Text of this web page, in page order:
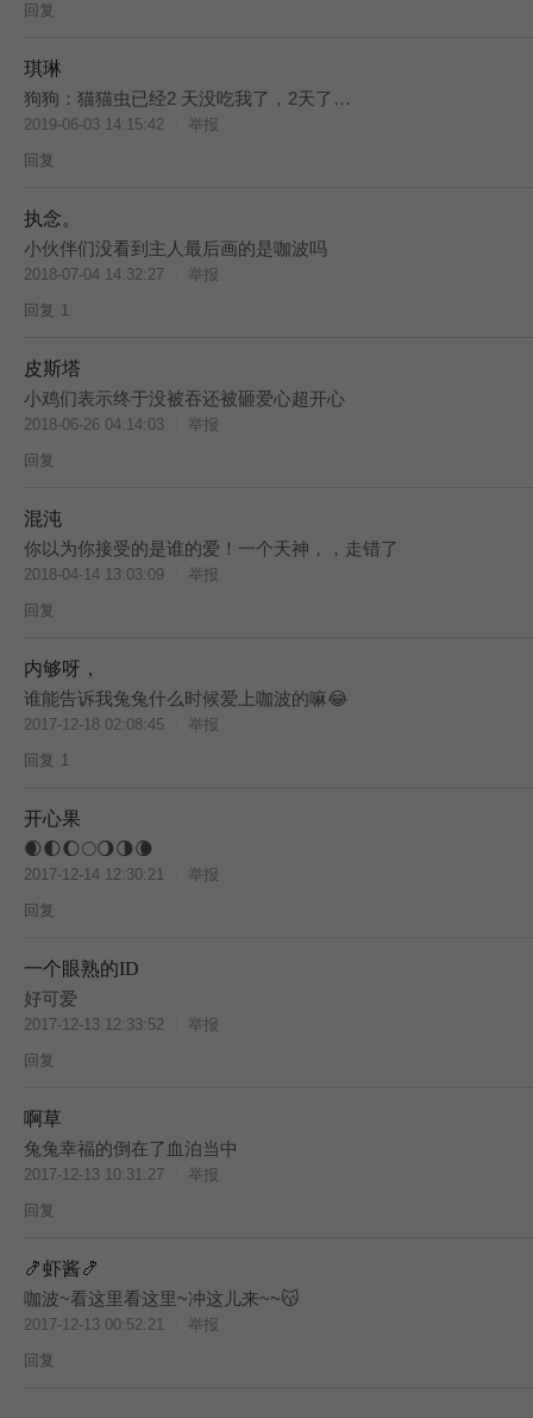
T
T
BES
T
回复
琪琳
狗狗：猫猫虫已经2 天没吃我了，2天了…
2019-06-03 14:15:42
举报
回复
执念。
小伙伴们没看到主人最后画的是咖波吗
2018-07-04 14:32:27
举报
回复 1
皮斯塔
小鸡们表示终于没被吞还被砸爱心超开心
2018-06-26 04:14:03
举报
回复
混沌
你以为你接受的是谁的爱！一个天神，，走错了
2018-04-14 13:03:09
举报
回复
内够呀，
谁能告诉我兔兔什么时候爱上咖波的嘛😂
2017-12-18 02:08:45
举报
回复 1
开心果
🌒🌓🌔🌕🌖🌗🌘
2017-12-14 12:30:21
举报
回复
一个眼熟的ID
好可爱
2017-12-13 12:33:52
举报
回复
啊草
兔兔幸福的倒在了血泊当中
2017-12-13 10:31:27
举报
回复
🍤虾酱🍤
咖波~看这里看这里~冲这儿来~~😽
2017-12-13 00:52:21
举报
回复